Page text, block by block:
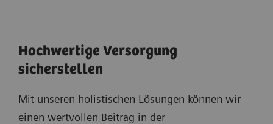
Hochwertige Versorgung
sicherstellen
Mit unseren holistischen Lösungen können wir
einen wertvollen Beitrag in der